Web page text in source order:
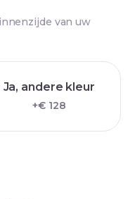
van uw
Ja, andere kleur
+€ 128